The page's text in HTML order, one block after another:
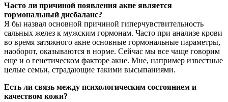
Часто ли причиной появления акне является
гормональный дисбаланс?
Я бы назвал основной причиной гиперчувствительность
сальных желез к мужским гормонам. Часто при анализе крови
во время затяжного акне основные гормональные параметры,
наоборот, оказываются в норме. Сейчас мы все чаще говорим
еще и о генетическом факторе акне. Мне, например известные
целые семьи, страдающие такими высыпаниями.
Есть ли связь между психологическим состоянием и
качеством кожи?